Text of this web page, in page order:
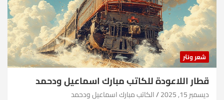
شعر ونثر
قطار اللاعودة للكاتب مبارك اسماعيل ودحمد
ديسمبر 15, 2025 الكاتب مبارك اسماعيل ودحمد